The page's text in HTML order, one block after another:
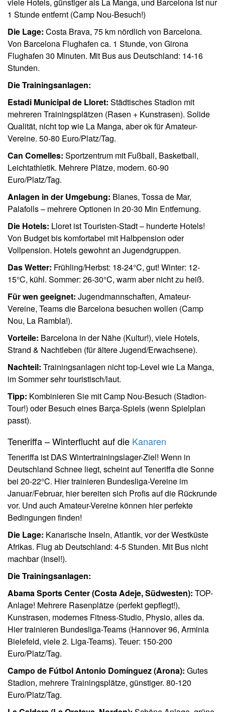
1 Stunde entfernt (Camp Nou-Besuch!)
Die Lage: Costa Brava, 75 km nördlich von Barcelona.
Von Barcelona Flughafen ca. 1 Stunde, von Girona
Flughafen 30 Minuten. Mit Bus aus Deutschland: 14-16
Stunden.
Die Trainingsanlagen:
Estadi Municipal de Lloret: Städtisches Stadion mit
mehreren Trainingsplätzen (Rasen + Kunstrasen). Solide
Qualität, nicht top wie La Manga, aber ok für Amateur-
Vereine. 50-80 Euro/Platz/Tag.
Can Comelles: Sportzentrum mit Fußball, Basketball,
Leichtathletik. Mehrere Plätze, modern. 60-90
Euro/Platz/Tag.
Anlagen in der Umgebung: Blanes, Tossa de Mar,
Palafolls – mehrere Optionen in 20-30 Min Entfernung.
Die Hotels: Lloret ist Touristen-Stadt – hunderte Hotels!
Von Budget bis komfortabel mit Halbpension oder
Vollpension. Hotels gewohnt an Jugendgruppen.
Das Wetter: Frühling/Herbst: 18-24°C, gut! Winter: 12-
15°C, kühl. Sommer: 26-30°C, warm aber nicht zu heiß.
Für wen geeignet: Jugendmannschaften, Amateur-
Vereine, Teams die Barcelona besuchen wollen (Camp
Nou, La Rambla!).
Vorteile: Barcelona in der Nähe (Kultur!), viele Hotels,
Strand & Nachtleben (für ältere Jugend/Erwachsene).
Nachteil: Trainingsanlagen nicht top-Level wie La Manga,
im Sommer sehr touristisch/laut.
Tipp: Kombinieren Sie mit Camp Nou-Besuch (Stadion-
Tour!) oder Besuch eines Barça-Spiels (wenn Spielplan
passt).
Teneriffa – Winterflucht auf die Kanaren
Teneriffa ist DAS Wintertrainingslager-Ziel! Wenn in
Deutschland Schnee liegt, scheint auf Teneriffa die Sonne
bei 20-22°C. Hier trainieren Bundesliga-Vereine im
Januar/Februar, hier bereiten sich Profis auf die Rückrunde
vor. Und auch Amateur-Vereine können hier perfekte
Bedingungen finden!
Die Lage: Kanarische Inseln, Atlantik, vor der Westküste
Afrikas. Flug ab Deutschland: 4-5 Stunden. Mit Bus nicht
machbar (Insel!).
Die Trainingsanlagen:
Abama Sports Center (Costa Adeje, Südwesten): TOP-
Anlage! Mehrere Rasenplätze (perfekt gepflegt!),
Kunstrasen, modernes Fitness-Studio, Physio, alles da.
Hier trainieren Bundesliga-Teams (Hannover 96, Arminia
Bielefeld, viele 2. Liga-Teams). Teuer: 150-200
Euro/Platz/Tag.
Campo de Fútbol Antonio Domínguez (Arona): Gutes
Stadion, mehrere Trainingsplätze, günstiger. 80-120
Euro/Platz/Tag.